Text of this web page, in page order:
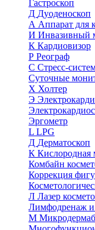
Гастроскоп
Д Дуоденоскоп
А Аппарат для
И Инвазивный
К Кардиовизор
Р Реограф
С Стресс-
Суточные
Х Холтер
Э
Эргометр
L LPG
Д Дерматоскоп
К Кислородная
Комбайн
Коррекция
Л Лазер
Лимфодренаж и
М